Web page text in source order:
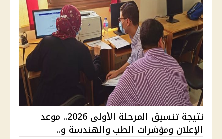
نتيجة تنسيق المرحلة الأولى 2026.. موعد
الإعلان ومؤشرات الطب والهندسة و...